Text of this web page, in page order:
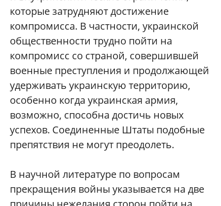
которые затрудняют достижение
компромисса. В частности, украинской
общественности трудно пойти на
компромисс со страной, совершившей
военные преступления и продолжающей
удерживать украинскую территорию,
особенно когда украинская армия,
возможно, способна достичь новых
успехов. Соединенные Штаты подобные
препятствия не могут преодолеть.
В научной литературе по вопросам
прекращения войны указывается на две